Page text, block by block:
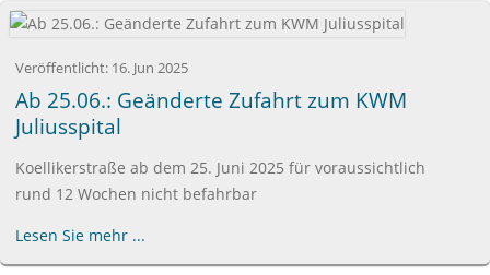
Veröffentlicht: 16. Jun 2025
Ab 25.06.: Geänderte Zufahrt zum KWM
Juliusspital
Koellikerstraße ab dem 25. Juni 2025 für voraussichtlich
rund 12 Wochen nicht befahrbar
Lesen Sie mehr ...